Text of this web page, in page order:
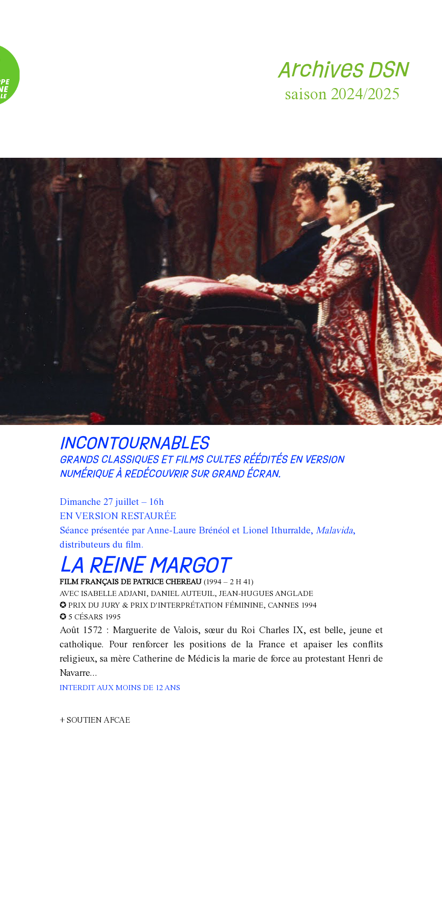
Archives DSN
saison 2024/2025
INCONTOURNABLES
GRANDS CLASSIQUES ET FILMS CULTES RÉÉDITÉS EN VERSION
NUMÉRIQUE À REDÉCOUVRIR SUR GRAND ÉCRAN.
Dimanche 27 juillet – 16h
EN VERSION RESTAURÉE
Séance présentée par Anne-Laure Brénéol et Lionel Ithurralde, Malavida,
distributeurs du film.
LA REINE MARGOT
FILM FRANÇAIS DE PATRICE CHEREAU (1994 – 2 H 41)
AVEC ISABELLE ADJANI, DANIEL AUTEUIL, JEAN-HUGUES ANGLADE
✪ PRIX DU JURY & PRIX D'INTERPRÉTATION FÉMININE, CANNES 1994
✪ 5 CÉSARS 1995
Août 1572 : Marguerite de Valois, sœur du Roi Charles IX, est belle, jeune et
catholique. Pour renforcer les positions de la France et apaiser les conflits
religieux, sa mère Catherine de Médicis la marie de force au protestant Henri de
Navarre...
INTERDIT AUX MOINS DE 12 ANS
+ SOUTIEN AFCAE